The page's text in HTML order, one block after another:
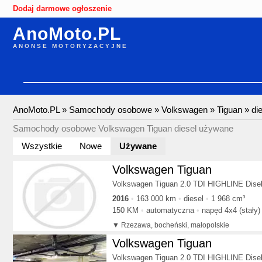
Dodaj darmowe ogłoszenie
AnoMoto.PL
ANONSE MOTORYZACYJNE
AnoMoto.PL» Samochody osobowe » Volkswagen » Tiguan »
Samochody osobowe Volkswagen Tiguan diesel używane
Wszystkie
Nowe Używane
Volkswagen Tiguan
Volkswagen Tiguan 2.0 TDI HIGHLINE Disel
2016
163 000 km diesel
1 968 cm³
150 KM
automatyczna napęd 4x4 (stały)
Rzezawa, bocheński, małopolskie
Volkswagen Tiguan
Volkswagen Tiguan 2.0 TDI HIGHLINE Disel